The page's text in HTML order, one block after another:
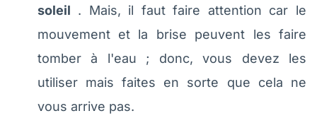
soleil . Mais, il faut faire attention car le
mouvement et la brise peuvent les faire
tomber à l'eau ; donc, vous devez les
utiliser mais faites en sorte que cela ne
vous arrive pas.